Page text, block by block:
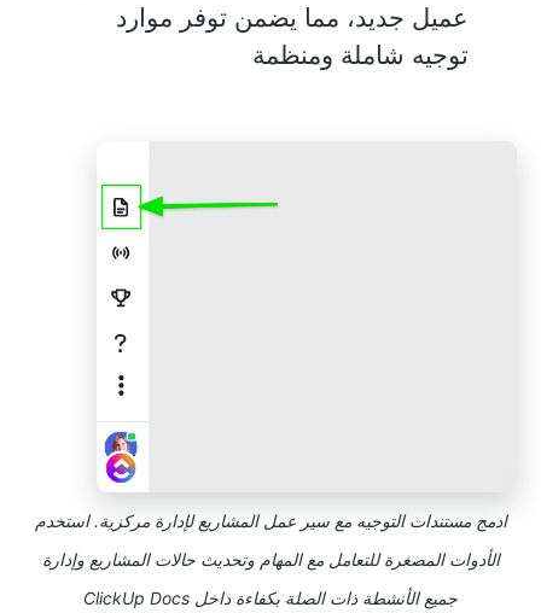
عميل جديد، مما يضمن توفر موارد
توجيه شاملة ومنظمة
ادمج مستندات التوجيه مع سير عمل المشاريع لإدارة مركزية. استخدم
الأدوات المصغرة للتعامل مع المهام وتحديث حالات المشاريع وإدارة
جميع الأنشطة ذات الصلة بكفاءة داخل ClickUp Docs